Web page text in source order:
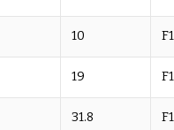
10 F1
19 F1
31.8 F1